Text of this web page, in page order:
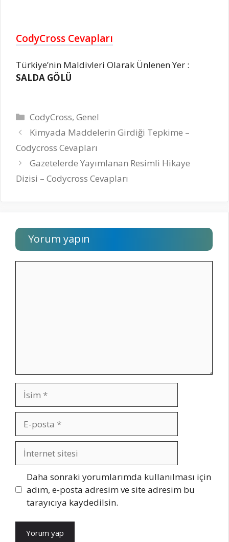
CodyCross Cevapları
Türkiye’nin Maldivleri Olarak Ünlenen Yer :
SALDA GÖLÜ
Kategoriler
CodyCross,Genel
Kimyada Maddelerin Girdiği Tepkime –
Codycross Cevapları
Gazetelerde Yayımlanan Resimli Hikaye
Dizisi – Codycross Cevapları
Yorum yapın
İsim
posta
İnternet
sitesi
Daha sonraki yorumlarımda kullanılması için
adım, e-posta adresim ve site adresim bu
tarayıcıya kaydedilsin.